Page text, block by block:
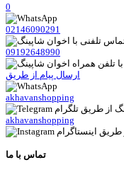
0
02146090291
09192648990
ارسال پیام از طریق
akhavanshopping
akhavanshopping
تماس با ما